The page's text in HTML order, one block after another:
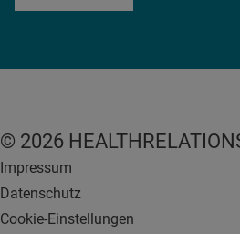
© 2026
Impressum
Datenschutz
Cookie-Einstellungen